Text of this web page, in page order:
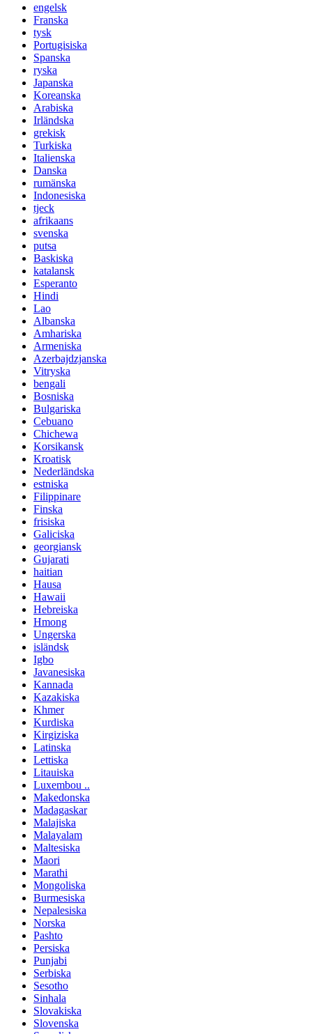
engelsk
Franska
tysk
Portugisiska
Spanska
ryska
Japanska
Koreanska
Arabiska
Irländska
grekisk
Turkiska
Italienska
Danska
rumänska
Indonesiska
tjeck
afrikaans
svenska
putsa
Baskiska
katalansk
Esperanto
Hindi
Lao
Albanska
Amhariska
Armeniska
Azerbajdzjanska
Vitryska
bengali
Bosniska
Bulgariska
Cebuano
Chichewa
Korsikansk
Kroatisk
Nederländska
estniska
Filippinare
Finska
frisiska
Galiciska
georgiansk
Gujarati
haitian
Hausa
Hawaii
Hebreiska
Hmong
Ungerska
isländsk
Igbo
Javanesiska
Kannada
Kazakiska
Khmer
Kurdiska
Kirgiziska
Latinska
Lettiska
Litauiska
Luxembou ..
Makedonska
Madagaskar
Malajiska
Malayalam
Maltesiska
Maori
Marathi
Mongoliska
Burmesiska
Nepalesiska
Norska
Pashto
Persiska
Punjabi
Serbiska
Sesotho
Sinhala
Slovakiska
Slovenska